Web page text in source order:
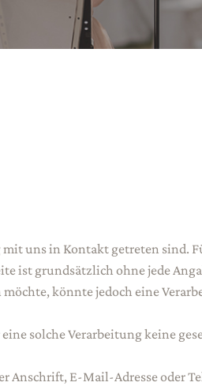
uns in Kontakt getreten sind.
ist grundsätzlich ohne jede
könnte jedoch eine
solche Verarbeitung keine
Anschrift, E-Mail-Adresse oder